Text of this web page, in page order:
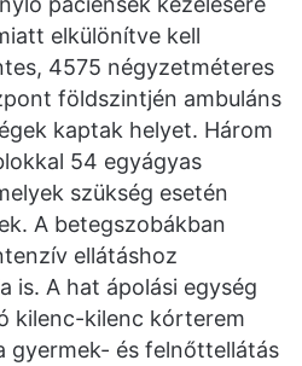
elkülönítve kell
4575 négyzetméteres
földszintjén ambuláns
kaptak helyet. Három
54 egyágyas
szükség esetén
A betegszobákban
ellátáshoz
is. A hat ápolási egység
kilenc-kilenc kórterem
gyermek- és felnőttellátás